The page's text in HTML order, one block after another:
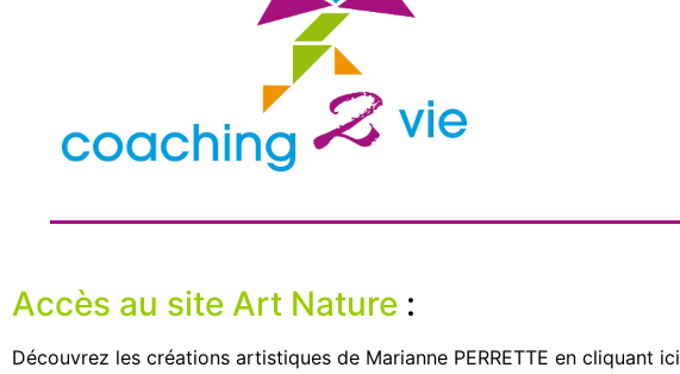
Accès au site Art Nature :
Découvrez les créations artistiques de Marianne PERRETTE en cliquant ici